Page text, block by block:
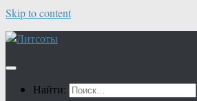
Skip to content
Найти: